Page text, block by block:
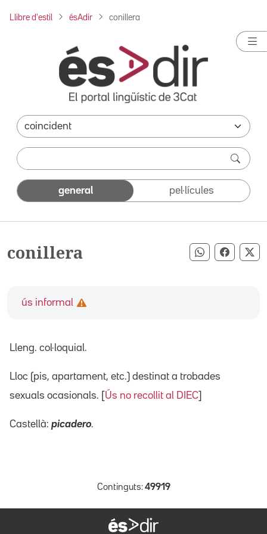
Llibre d'estil ésAdir conillera
general pel·lícules
conillera Compartir
ús informal
Lleng. col·loquial.
Lloc (pis, apartament, etc.) destinat a trobades
sexuals ocasionals. [ Ús no recollit al DIEC
Castellà: picadero.
Continguts: 49919